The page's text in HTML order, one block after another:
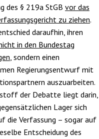
des § 219a StGB vor das
zu ziehen.
daraufhin, ihren
in den Bundestag
, sondern einen
Regierungsentwurf mit
auszuarbeiten.
der Debatte liegt darin,
Lager sich
die Verfassung – sogar auf
Entscheidung des